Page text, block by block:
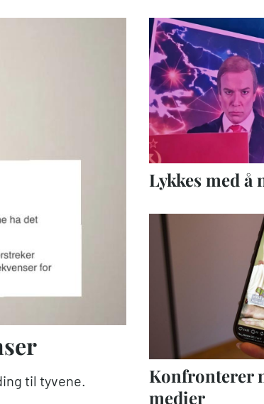
til tyvene.
Lykkes med
Konfronterer
medier